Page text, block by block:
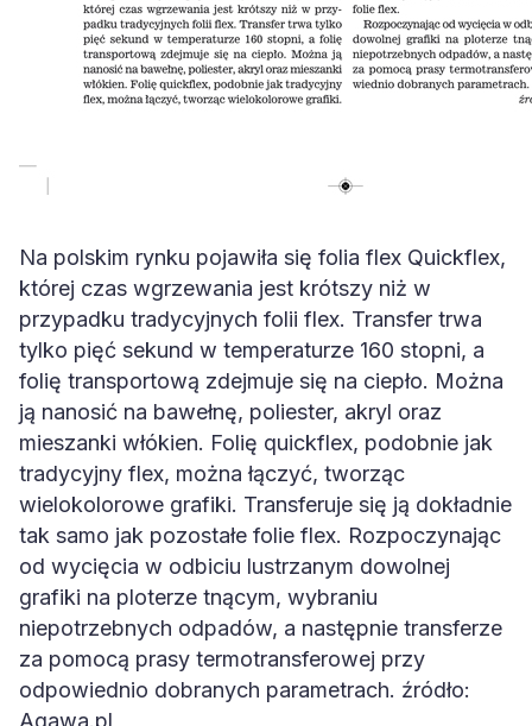
Na polskim rynku pojawiła się folia flex Quickflex,
której czas wgrzewania jest krótszy niż w
przypadku tradycyjnych folii flex. Transfer trwa
tylko pięć sekund w temperaturze 160 stopni, a
folię transportową zdejmuje się na ciepło. Można
ją nanosić na bawełnę, poliester, akryl oraz
mieszanki włókien. Folię quickflex, podobnie jak
tradycyjny flex, można łączyć, tworząc
wielokolorowe grafiki. Transferuje się ją dokładnie
tak samo jak pozostałe folie flex. Rozpoczynając
od wycięcia w odbiciu lustrzanym dowolnej
grafiki na ploterze tnącym, wybraniu
niepotrzebnych odpadów, a następnie transferze
za pomocą prasy termotransferowej przy
odpowiednio dobranych parametrach. źródło:
Agawa.pl